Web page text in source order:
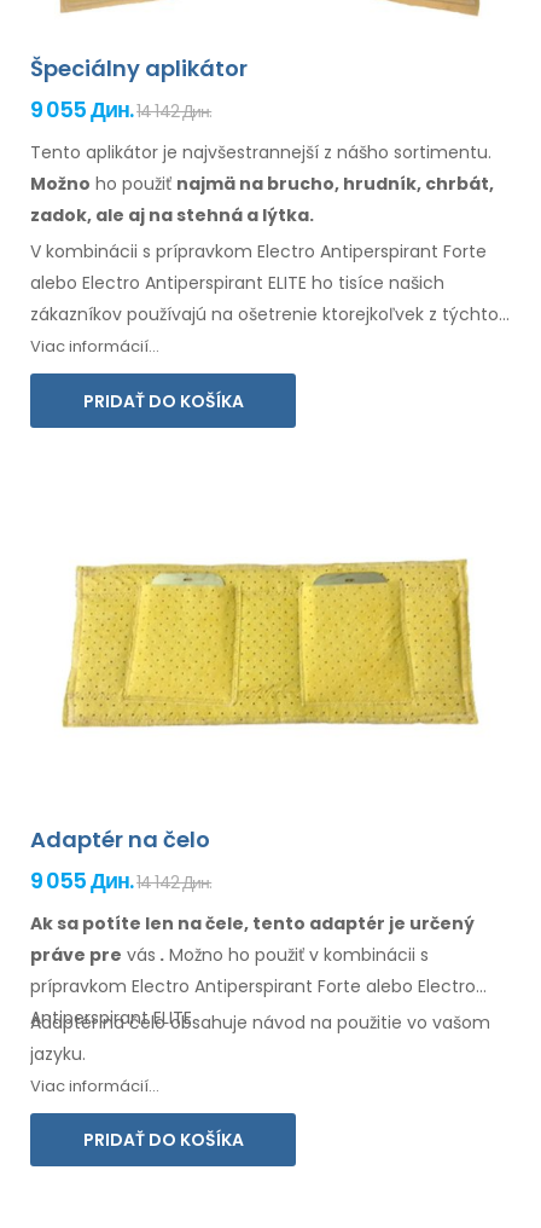
Špeciálny aplikátor
9 055 Дин.14 142 Дин.
Tento aplikátor je najvšestrannejší z nášho sortimentu.
Možno ho použiť najmä na brucho, hrudník, chrbát,
zadok, ale aj na stehná a lýtka.
V kombinácii s prípravkom Electro Antiperspirant Forte
alebo Electro Antiperspirant ELITE ho tisíce našich
zákazníkov používajú na ošetrenie ktorejkoľvek z týchto
oblastí.Súčasťou balenia je návod na
jazyku.
Viac informácií...
PRIDAŤ DO KOŠÍKA
Adaptér na čelo
9 055 Дин.14 142 Дин.
Ak sa potíte len na čele, tento adaptér je určený
práve pre vás . Možno ho použiť v kombinácii s
prípravkom Electro Antiperspirant Forte alebo Electro
Antiperspirant ELITE.
Adaptér načeloobsahuje návod na použitie vo vašom
jazyku.
Viac informácií...
PRIDAŤ DO KOŠÍKA